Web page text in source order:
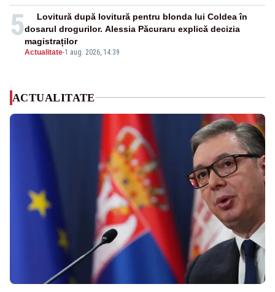
5
Actualitate-1 aug. 2026, 14:39
Lovitură după lovitură pentru blonda lui Coldea în
dosarul drogurilor. Alessia Păcuraru explică decizia
magistraților
ACTUALITATE